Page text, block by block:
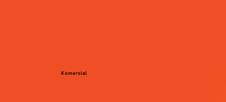
Komersial